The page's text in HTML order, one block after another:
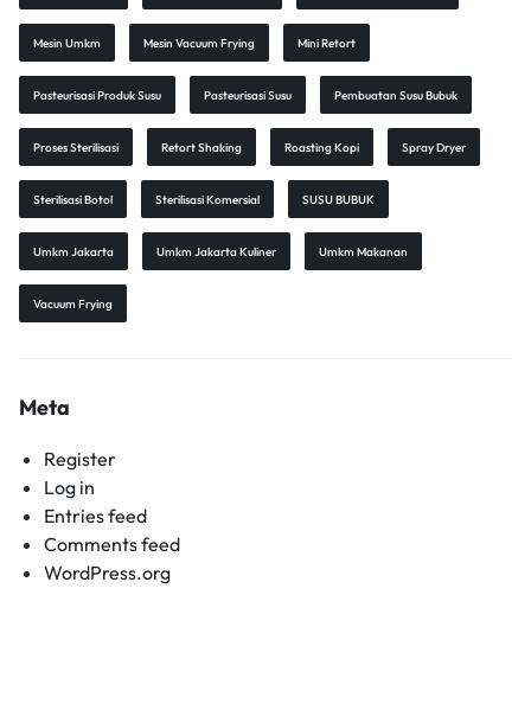
Mesin Umkm Mesin Vacuum Frying Mini Retort
Pasteurisasi Produk Susu Pasteurisasi Susu Pembuatan Susu Bubuk
Proses Sterilisasi Retort Shaking Roasting Kopi Spray Dryer
Sterilisasi Botol Sterilisasi Komersial SUSU BUBUK
Umkm Jakarta Umkm Jakarta Kuliner Umkm Makanan
Vacuum Frying
Meta
Register
Log in
Entries feed
Comments feed
WordPress.org